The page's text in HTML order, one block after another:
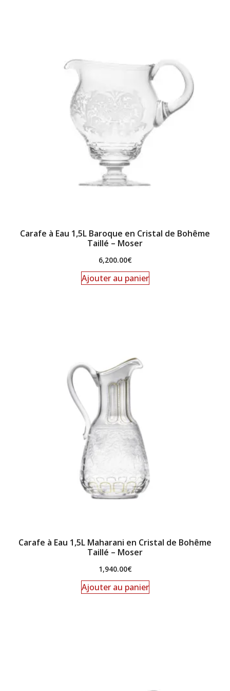
Carafe à Eau 1,5L Baroque en Cristal de Bohême
Taillé – Moser
6,200.00€
Ajouter au panier
Carafe à Eau 1,5L Maharani en Cristal de Bohême
Taillé – Moser
1,940.00€
Ajouter au panier